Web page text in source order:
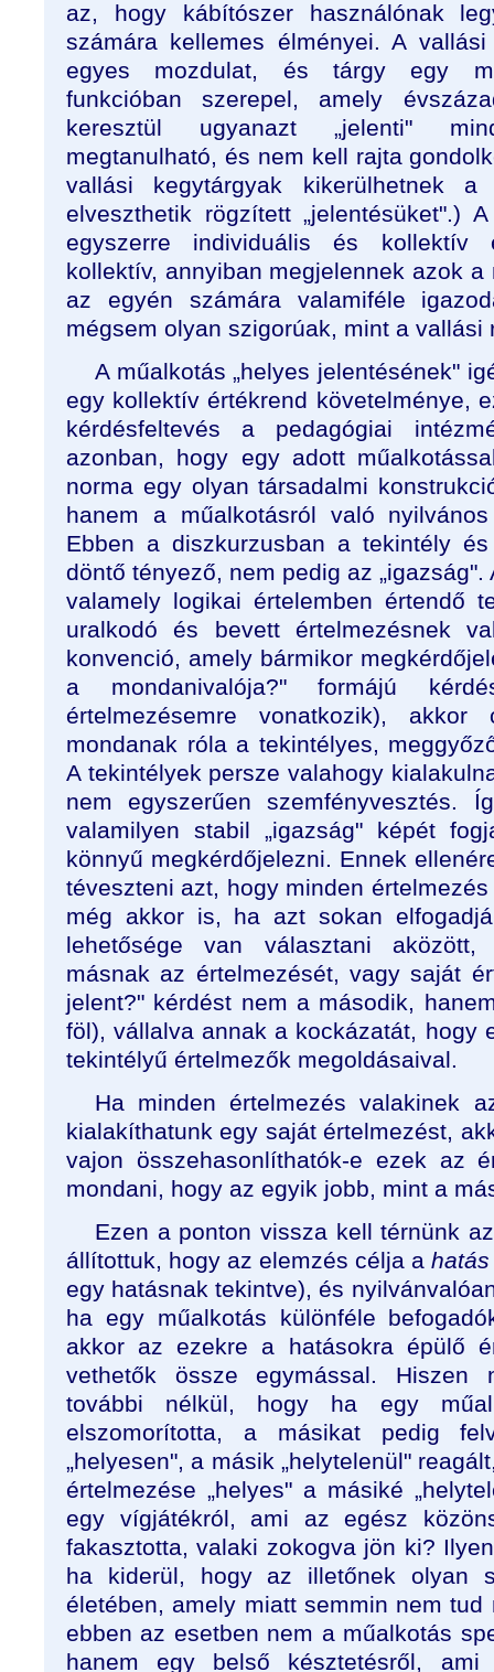
az, hogy kábítószer használónak
számára kellemes élményei. A
egyes mozdulat, és tárgy egy
funkcióban szerepel, amely
keresztül ugyanazt „jelenti"
megtanulható, és nem kell rajta
vallási kegytárgyak kikerülhetnek
elveszthetik rögzített „jelentésüket".)
egyszerre individuális és kollektív
kollektív, annyiban megjelennek azok
az egyén számára valamiféle
mégsem olyan szigorúak, mint a vallási
A műalkotás „helyes jelentésének"
egy kollektív értékrend követelménye,
kérdésfeltevés a pedagógiai
azonban, hogy egy adott
norma egy olyan társadalmi
hanem a műalkotásról való
Ebben a diszkurzusban a tekintély
döntő tényező, nem pedig az „igazság".
valamely logikai értelemben értendő
uralkodó és bevett értelmezésnek
konvenció, amely bármikor
a mondanivalója?" formájú
értelmezésemre vonatkozik),
mondanak róla a tekintélyes,
A tekintélyek persze valahogy
nem egyszerűen szemfényvesztés.
valamilyen stabil „igazság" képét
könnyű megkérdőjelezni. Ennek
téveszteni azt, hogy minden
még akkor is, ha azt sokan
lehetősége van választani
másnak az értelmezését, vagy saját
jelent?" kérdést nem a második,
föl), vállalva annak a kockázatát, hogy
tekintélyű értelmezők megoldásaival.
Ha minden értelmezés valakinek
kialakíthatunk egy saját értelmezést,
vajon összehasonlíthatók-e ezek az
mondani, hogy az egyik jobb, mint a
Ezen a ponton vissza kell térnünk
állítottuk, hogy az elemzés célja a
egy hatásnak tekintve), és
ha egy műalkotás különféle
akkor az ezekre a hatásokra épülő
vethetők össze egymással. Hiszen
további nélkül, hogy ha egy
elszomorította, a másikat pedig
„helyesen", a másik „helytelenül"
értelmezése „helyes" a másiké
egy vígjátékról, ami az egész
fakasztotta, valaki zokogva jön ki?
ha kiderül, hogy az illetőnek olyan
életében, amely miatt semmin nem
ebben az esetben nem a műalkotás
hanem egy belső késztetésről, ami